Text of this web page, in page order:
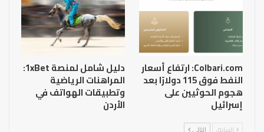
Colbari.com: ارتفاع أسعار
النفط فوق 115 دولارًا بعد
هجوم الحوثيين على
إسرائيل
دليل شامل لمنصة 1xBet:
المراهنات الرياضية
وتطبيقات الهواتف في
الأردن
السابق التالي